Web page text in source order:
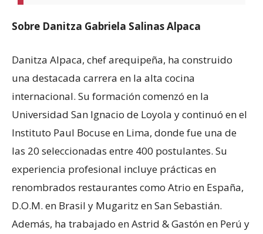
Sobre Danitza Gabriela Salinas Alpaca
Danitza Alpaca, chef arequipeña, ha construido
una destacada carrera en la alta cocina
internacional. Su formación comenzó en la
Universidad San Ignacio de Loyola y continuó en el
Instituto Paul Bocuse en Lima, donde fue una de
las 20 seleccionadas entre 400 postulantes. Su
experiencia profesional incluye prácticas en
renombrados restaurantes como Atrio en España,
D.O.M. en Brasil y Mugaritz en San Sebastián.
Además, ha trabajado en Astrid & Gastón en Perú y